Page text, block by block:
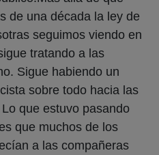
de una década la ley de
seguimos viendo en
tratando a las
Sigue habiendo un
sobre todo hacia las
que estuvo pasando
que muchos de los
a las compañeras